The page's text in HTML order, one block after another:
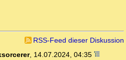
RSS-Feed dieser Diskussion
, 14.07.2024, 04:35